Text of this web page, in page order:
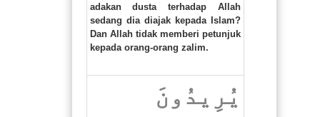
adakan dusta terhadap Allah
sedang dia diajak kepada Islam?
Dan Allah tidak memberi petunjuk
kepada orang-orang zalim.
يُرِيدُونَ